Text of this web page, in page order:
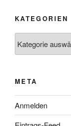
KATEGORIEN
META
Anmelden